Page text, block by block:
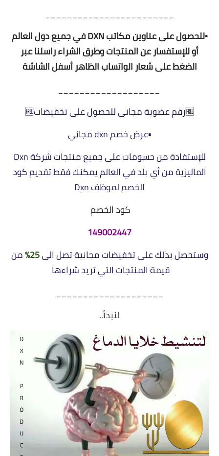
________________________
▪️للحصول على عناوين مكاتب DXN في جميع دول العالم
أو للإستفسار عن المنتجات وطرق الشراء راسلنا عبر
الضغط على شعار الواتساب الظاهر أسفل الشاشة
___________________
🆓⁩رقم عضوية مجاني للحصول على تخفيضات🆓⁩
▪️عرض خصم dxn مجاني
للإستفادة من حسومات على جميع منتجات شركة Dxn
الماليزية من أي بلد في العالم يمكنك فقط تقديم كود
الخصم لموظف Dxn
كود الخصم
149002447
وستحصل بذلك على تخفيضات مجانية تصل الى25% من
قيمة المنتجات التي تريد شراءها
____________________
لنبدأ..